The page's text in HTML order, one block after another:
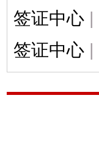
签证中心 |
签证中心 |